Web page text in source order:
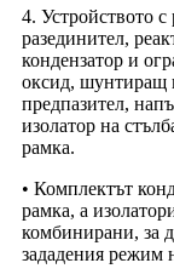
4. Устройството с
разединител,
кондензатор и
оксид, шунтиращ
предпазител,
изолатор на
рамка.
• Комплектът
рамка, а
комбинирани, за
зададения режим